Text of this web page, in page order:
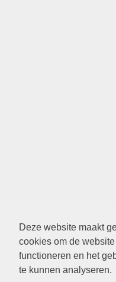
Deze website maakt
cookies om de
functioneren en het
te kunnen analyseren.